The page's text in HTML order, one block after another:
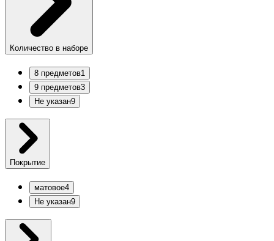
Количество в наборе
8 предметов1
9 предметов3
Не указан9
Покрытие
матовое4
Не указан9